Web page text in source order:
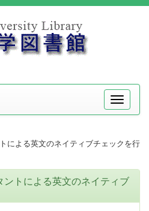
メ
ニ
による英文のネイティブチェックを行
トによる英文のネイティブ